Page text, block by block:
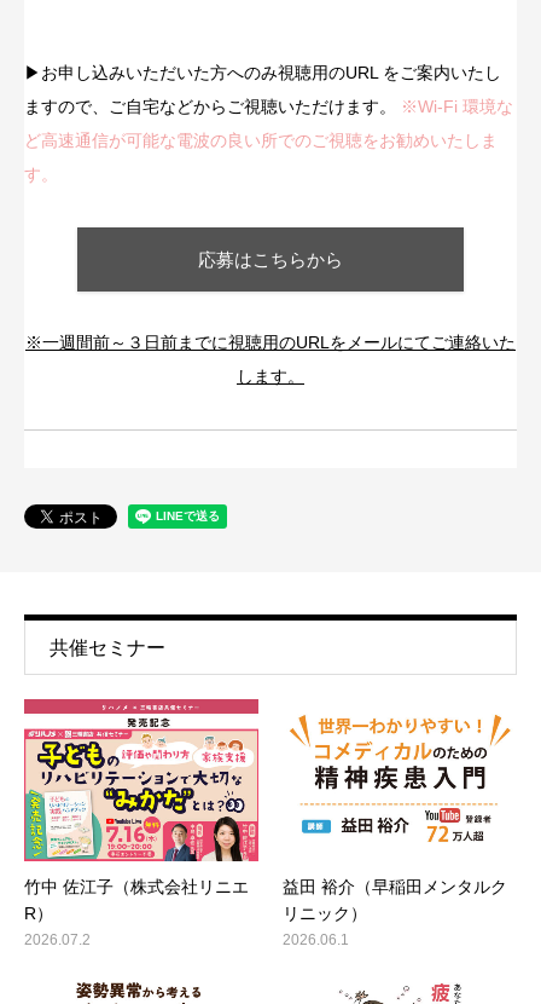
▶︎お申し込みいただいた方へのみ視聴用のURL をご案内いたし
ますので、ご自宅などからご視聴いただけます。
※Wi-Fi 環境な
ど高速通信が可能な電波の良い所でのご視聴をお勧めいたしま
す。
応募はこちらから
※一週間前～３日前までに視聴用のURLをメールにてご連絡いた
します。
共催セミナー
竹中 佐江子（株式会社リニエ
R）
2026.07.2
益田 裕介（早稲田メンタルク
リニック）
2026.06.1